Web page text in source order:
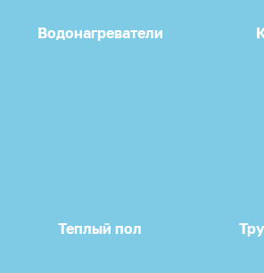
Водонагреватели
Теплый пол